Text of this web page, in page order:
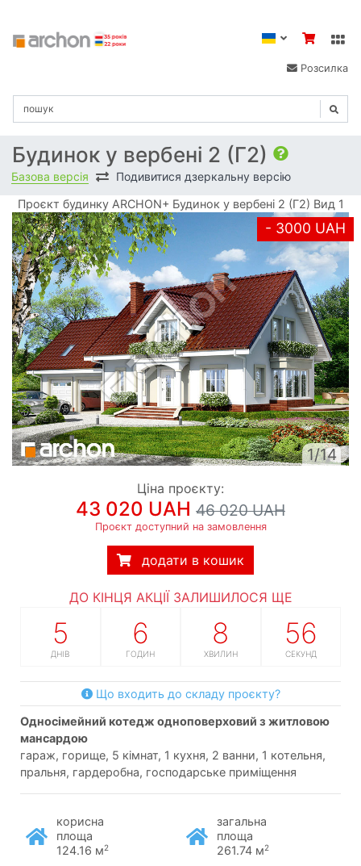
Розсилка
Будинок у вербені 2 (Г2)
Базова версія Подивитися дзеркальну версію
Проєкт будинку ARCHON+ Будинок у вербені 2 (Г2) Вид 1
- 3000 UAH
1/14
Ціна проєкту:
43 020 UAH 46 020 UAH
Проєкт доступний на замовлення
додати в кошик
ДО КІНЦЯ АКЦІЇ ЗАЛИШИЛОСЯ ЩЕ
5
ДНІВ
6
ГОДИН
8
ХВИЛИН
55
СЕКУНД
Що входить до складу проєкту?
односімейний котедж одноповерховий з житловою
мансардою
гараж, горище, 5 кімнат, 1 кухня, 2 ванни, 1 котельня,
пральня, гардеробна, господарське приміщення
корисна
площа
124.16 м2
загальна
площа
261.74 м2